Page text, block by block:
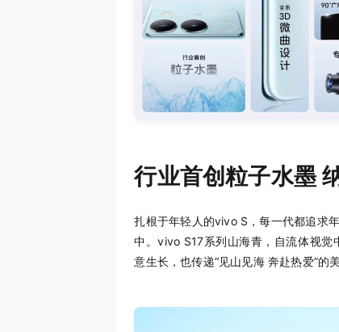
行业首创粒子水墨
扎根于年轻人的vivo S，每一代都追求
中。vivo S17系列山海青，自流体视觉
意生长，也传递“见山见海 奔赴热爱”的